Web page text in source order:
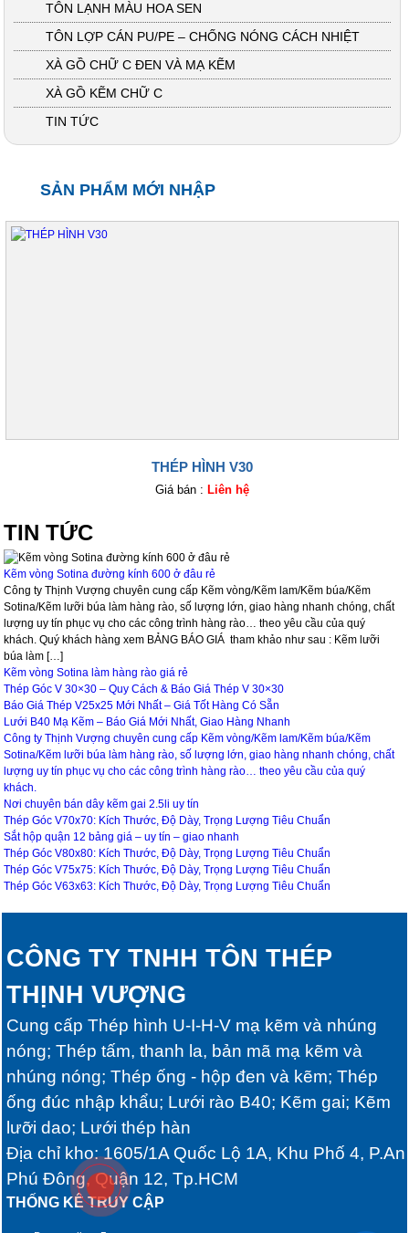
TÔN LẠNH MÀU HOA SEN
TÔN LỢP CÁN PU/PE – CHỐNG NÓNG CÁCH NHIỆT
XÀ GỒ CHỮ C ĐEN VÀ MẠ KẼM
XÀ GỒ KẼM CHỮ C
TIN TỨC
SẢN PHẨM MỚI NHẬP
THÉP HÌNH V30
Giá bán : Liên hệ
TIN TỨC
Kẽm vòng Sotina đường kính 600 ở đâu rẻ
Công ty Thịnh Vượng chuyên cung cấp Kẽm vòng/Kẽm lam/Kẽm búa/Kẽm
Sotina/Kẽm lưỡi búa làm hàng rào, số lượng lớn, giao hàng nhanh chóng, chất
lượng uy tín phục vụ cho các công trình hàng rào… theo yêu cầu của quý
khách. Quý khách hàng xem BẢNG BÁO GIÁ tham khảo như sau : Kẽm lưỡi
búa làm […]
Kẽm vòng Sotina làm hàng rào giá rẻ
Thép Góc V 30×30 – Quy Cách & Báo Giá Thép V 30×30
Báo Giá Thép V25x25 Mới Nhất – Giá Tốt Hàng Có Sẵn
Lưới B40 Mạ Kẽm – Báo Giá Mới Nhất, Giao Hàng Nhanh
Công ty Thịnh Vượng chuyên cung cấp Kẽm vòng/Kẽm lam/Kẽm búa/Kẽm
Sotina/Kẽm lưỡi búa làm hàng rào, số lượng lớn, giao hàng nhanh chóng, chất
lượng uy tín phục vụ cho các công trình hàng rào… theo yêu cầu của quý
khách.
Nơi chuyên bán dây kẽm gai 2.5li uy tín
Thép Góc V70x70: Kích Thước, Độ Dày, Trọng Lượng Tiêu Chuẩn
Sắt hộp quận 12 bảng giá – uy tín – giao nhanh
Thép Góc V80x80: Kích Thước, Độ Dày, Trọng Lượng Tiêu Chuẩn
Thép Góc V75x75: Kích Thước, Độ Dày, Trọng Lượng Tiêu Chuẩn
Thép Góc V63x63: Kích Thước, Độ Dày, Trọng Lượng Tiêu Chuẩn
CÔNG TY TNHH TÔN THÉP
THỊNH VƯỢNG
Cung cấp Thép hình U-I-H-V mạ kẽm và nhúng
nóng; Thép tấm, thanh la, bản mã mạ kẽm và
nhúng nóng; Thép ống - hộp đen và kẽm; Thép
ống đúc nhập khẩu; Lưới rào B40; Kẽm gai; Kẽm
lưỡi dao; Lưới thép hàn
Địa chỉ kho: 1605/1A Quốc Lộ 1A, Khu Phố 4, P.An
Phú Đông, Quận 12, Tp.HCM
THỐNG KÊ TRUY CẬP